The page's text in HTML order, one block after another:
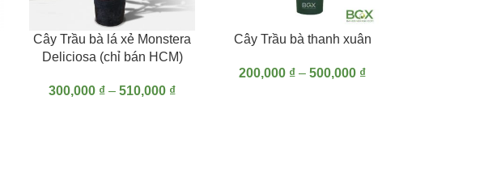
LỰA CHỌN CÁC TÙY CHỌN
Cây Trầu bà lá xẻ Monstera
Deliciosa (chỉ bán HCM)
300,000 ₫ –510,000 ₫
LỰA CHỌN CÁC TÙY CHỌN
Cây Trầu bà thanh xuân
200,000 ₫ –500,000 ₫